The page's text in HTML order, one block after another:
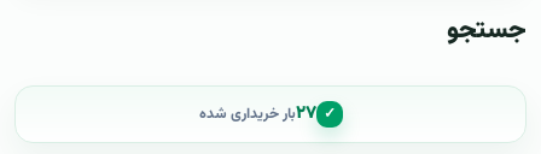
جستجو
✓ ۲۷بار خریداری شده